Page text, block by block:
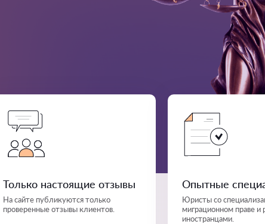
Только настоящие отзывы
На сайте публикуются только
проверенные отзывы клиентов.
Опытные
Юристы со
миграционном праве и
иностранцами.